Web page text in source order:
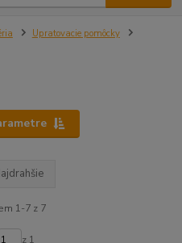
Upratovacie pomôcky
1-7 z 7
z 1